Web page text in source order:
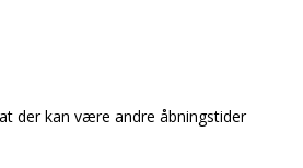
der kan være andre åbningstider